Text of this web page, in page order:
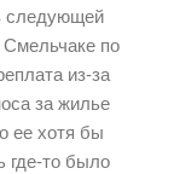
следующей
Смельчаке по
из-за
за жилье
ее хотя бы
где-то было